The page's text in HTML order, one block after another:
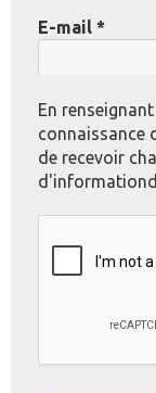
E-mail *
En
connaissance
de recevoir